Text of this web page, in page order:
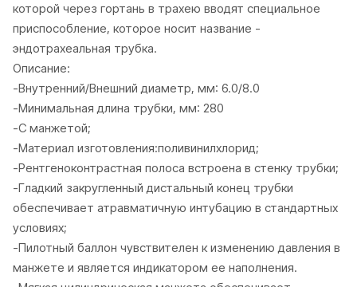
которой через гортань в трахею вводят специальное
приспособление, которое носит название -
эндотрахеальная трубка.
Описание:
-Внутренний/Внешний диаметр, мм: 6.0/8.0
-Минимальная длина трубки, мм: 280
-С манжетой;
-Материал изготовления:поливинилхлорид;
-Рентгеноконтрастная полоса встроена в стенку трубки;
-Гладкий закругленный дистальный конец трубки
обеспечивает атравматичную интубацию в стандартных
условиях;
-Пилотный баллон чувствителен к изменению давления в
манжете и является индикатором ее наполнения.